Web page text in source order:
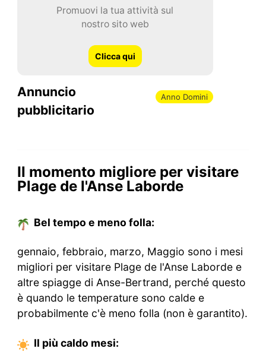
Promuovi la tua attività sul
nostro sito web
Clicca qui
Annuncio
pubblicitario
Anno Domini
Il momento migliore per visitare
Plage de l'Anse Laborde
Bel tempo e meno folla:
gennaio, febbraio, marzo, Maggio sono i mesi
migliori per visitare Plage de l'Anse Laborde e
altre spiagge di Anse-Bertrand, perché questo
è quando le temperature sono calde e
probabilmente c'è meno folla (non è garantito).
Il più caldo mesi: